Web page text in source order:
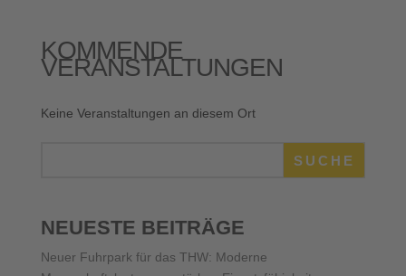
KOMMENDE
VERANSTALTUNGEN
Keine Veranstaltungen an diesem Ort
SUCHE
NEUESTE BEITRÄGE
Neuer Fuhrpark für das THW: Moderne